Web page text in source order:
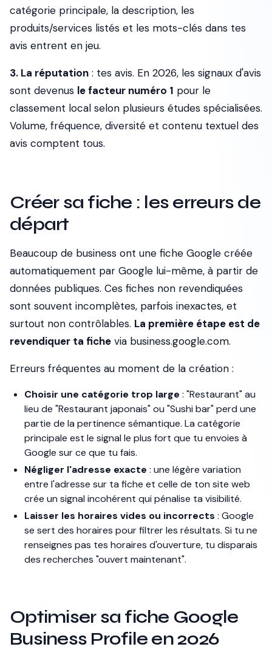
catégorie principale, la description, les
produits/services listés et les mots-clés dans tes
avis entrent en jeu.
3. La réputation : tes avis. En 2026, les signaux d'avis
sont devenus le facteur numéro 1 pour le
classement local selon plusieurs études spécialisées.
Volume, fréquence, diversité et contenu textuel des
avis comptent tous.
Créer sa fiche : les erreurs de
départ
Beaucoup de business ont une fiche Google créée
automatiquement par Google lui-même, à partir de
données publiques. Ces fiches non revendiquées
sont souvent incomplètes, parfois inexactes, et
surtout non contrôlables. La première étape est de
revendiquer ta fiche via business.google.com.
Erreurs fréquentes au moment de la création :
Choisir une catégorie trop large : "Restaurant" au
lieu de "Restaurant japonais" ou "Sushi bar" perd une
partie de la pertinence sémantique. La catégorie
principale est le signal le plus fort que tu envoies à
Google sur ce que tu fais.
Négliger l'adresse exacte : une légère variation
entre l'adresse sur ta fiche et celle de ton site web
crée un signal incohérent qui pénalise ta visibilité.
Laisser les horaires vides ou incorrects : Google
se sert des horaires pour filtrer les résultats. Si tu ne
renseignes pas tes horaires d'ouverture, tu disparais
des recherches "ouvert maintenant".
Optimiser sa fiche Google
Business Profile en 2026